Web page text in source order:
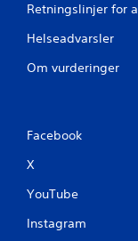
Retningslinjer for
Helseadvarsler
Om vurderinger
Facebook
X
YouTube
Instagram